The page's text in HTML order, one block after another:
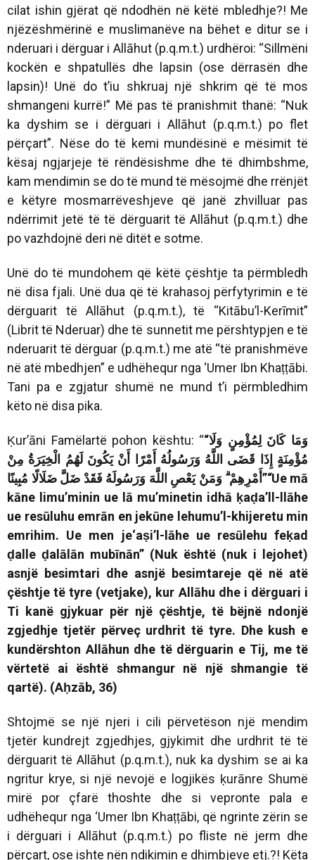
cilat ishin gjërat që ndodhën në këtë mbledhje?! Me
njëzëshmërinë e muslimanëve na bëhet e ditur se i
nderuari i dërguar i Allāhut (p.q.m.t.) urdhëroi: “Sillmëni
kockën e shpatullës dhe lapsin (ose dërrasën dhe
lapsin)! Unë do t’iu shkruaj një shkrim që të mos
shmangeni kurrë!” Më pas të pranishmit thanë: “Nuk
ka dyshim se i dërguari i Allāhut (p.q.m.t.) po flet
përçart”. Nëse do të kemi mundësinë e mësimit të
kësaj ngjarjeje të rëndësishme dhe të dhimbshme,
kam mendimin se do të mund të mësojmë dhe rrënjët
e këtyre mosmarrëveshjeve që janë zhvilluar pas
ndërrimit jetë të të dërguarit të Allāhut (p.q.m.t.) dhe
po vazhdojnë deri në ditët e sotme.
Unë do të mundohem që këtë çështje ta përmbledh
në disa fjali. Unë dua që të krahasoj përfytyrimin e të
dërguarit të Allāhut (p.q.m.t.), të “Kitābu’l-Kerīmit”
(Librit të Nderuar) dhe të sunnetit me përshtypjen e të
nderuarit të dërguar (p.q.m.t.) me atë “të pranishmëve
në atë mbedhjen” e udhëhequr nga ‘Umer Ibn Khaṭṭābi.
Tani pa e zgjatur shumë ne mund t’i përmbledhim
këto në disa pika.
Ḳur’āni Famëlartë pohon kështu: ““وَمَا كَانَ لِمُؤْمِنٍ وَلَا
مُؤْمِنَةٍ إِذَا قَضَى اللَّهُ وَرَسُولُهُ أَمْرًا أَنْ يَكُونَ لَهُمُ الْخِيَرَةُ مِنْ
أَمْرِهِمْ ۗ وَمَنْ يَعْصِ اللَّهَ وَرَسُولَهُ فَقَدْ ضَلَّ ضَلَالًا مُبِينًا”“Ue mā
kāne limu’minin ue lā mu’minetin idhā ḳaḍa’ll-llāhe
ue resūluhu emrān en jekūne lehumu’l-khijeretu min
emrihim. Ue men je‘aṣi’l-lāhe ue resūlehu feḳad
ḍalle ḍalālān mubīnān” (Nuk është (nuk i lejohet)
asnjë besimtari dhe asnjë besimtareje që në atë
çështje të tyre (vetjake), kur Allāhu dhe i dërguari i
Ti kanë gjykuar për një çështje, të bëjnë ndonjë
zgjedhje tjetër përveç urdhrit të tyre. Dhe kush e
kundërshton Allāhun dhe të dërguarin e Tij, me të
vërtetë ai është shmangur në një shmangie të
qartë). (Aḥzāb, 36)
Shtojmë se një njeri i cili përvetëson një mendim
tjetër kundrejt zgjedhjes, gjykimit dhe urdhrit të të
dërguarit të Allāhut (p.q.m.t.), nuk ka dyshim se ai ka
ngritur krye, si një nevojë e logjikës ḳurānre Shumë
mirë por çfarë thoshte dhe si vepronte pala e
udhëhequr nga ‘Umer Ibn Khaṭṭābi, që ngrinte zërin se
i dërguari i Allāhut (p.q.m.t.) po fliste në jerm dhe
përçart, ose ishte nën ndikimin e dhimbjeve etj.?! Këta